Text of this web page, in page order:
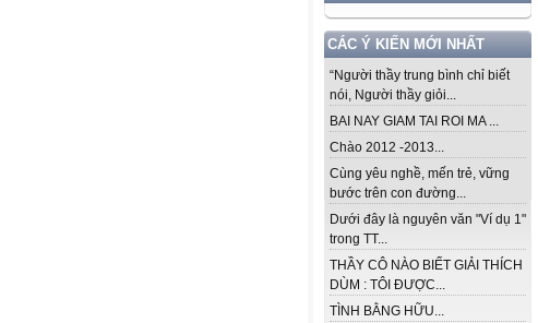
CÁC Ý KIẾN MỚI NHẤT
“Người thầy trung bình chỉ biết
nói, Người thầy giỏi...
BAI NAY GIAM TAI ROI MA ...
Chào 2012 -2013...
Cùng yêu nghề, mến trẻ, vững
bước trên con đường...
Dưới đây là nguyên văn "Ví dụ 1"
trong TT...
THẦY CÔ NÀO BIẾT GIẢI THÍCH
DÙM : TÔI ĐƯỢC...
TÌNH BẰNG HỮU...